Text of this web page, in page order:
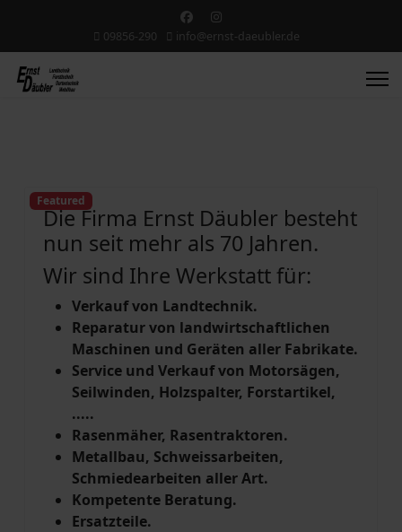
09856-290 info@ernst-daeubler.de
Featured
Die Firma Ernst Däubler besteht
nun seit mehr als 70 Jahren.
Wir sind Ihre Werkstatt für:
Verkauf von Landtechnik.
Reparatur von landwirtschaftlichen
Maschinen und Geräten aller Fabrikate.
Service und Verkauf von Motorsägen,
Seilwinden, Holzspalter, Forstartikel,
.....
Rasenmäher, Rasentraktoren.
Metallbau, Schweissarbeiten,
Schmiedearbeiten aller Art.
Kompetente Beratung.
Ersatzteile.